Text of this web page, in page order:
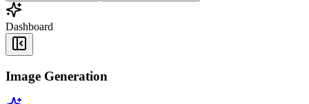
Dashboard
Image Generation